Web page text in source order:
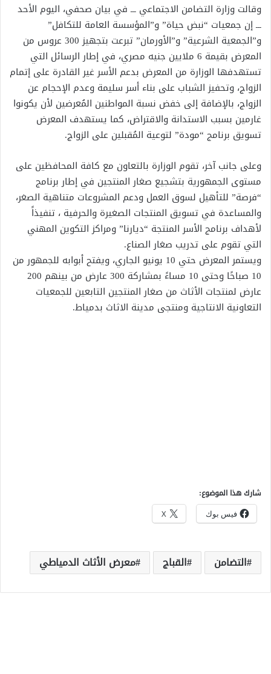
وقالت وزارة التضامن الاجتماعي ـــ في بيان صحفي، اليوم الأحد
ـــ إن جمعيات “نبض حياة” و”المؤسسة العامة للتكافل”
و”الجمعية الشرعية” و”الأورمان” تبرعت بتجهيز 300 عروس من
المعرض بقيمة 6 ملايين جنيه مصري، في إطار الرسائل التي
تستهدفها الوزارة من المعرض بدعم الأسر غير القادرة على إتمام
الزواج، وتحفيز الشباب على بناء أسر سليمة وعدم الإحجام عن
الزواج، بالإضافة إلى خفض نسبة المواطنين المُعرضين لأن يكونوا
غارمين بسبب الاستدانة والاقتراض، كما يستهدف المعرض
تسويق برنامج “مودة” لتوعية المُقبلين على الزواج.
وعلى جانب آخر، تقوم الوزارة بالتعاون مع كافة المحافظين على
مستوى الجمهورية بتشجيع صغار المنتجين في إطار برنامج
“فرصة” للتأهيل لسوق العمل ودعم المشروعات متناهية الصغر،
والمساعدة في تسويق المنتجات الصغيرة والحرفية ، تنفيذاً
لأهداف برنامج الأسر المنتجة “ديارنا” ومراكز التكوين المهني
التي تقوم على تدريب صغار الصناع.
ويستمر المعرض حتي 10 يونيو الجاري، ويفتح أبوابه للجمهور من
10 صباحًا وحتى 10 مساءً بمشاركة 300 عارض من بينهم 200
عارض لمنتجات الأثاث من صغار المنتجين التابعين للجمعيات
التعاونية الانتاجية ومنتجى مدينة الاثاث بدمياط.
شارك هذا الموضوع:
فيس بوك X
التضامن القباج معرض الأثاث الدمياطي